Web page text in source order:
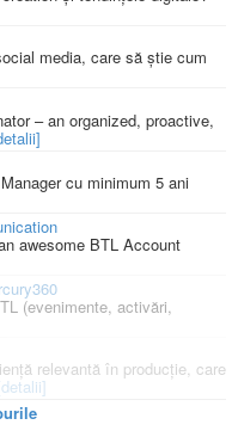
media, care să știe cum
– an organized, proactive,
cu minimum 5 ani
awesome BTL Account
(evenimente, activări,
relevantă în producție, care